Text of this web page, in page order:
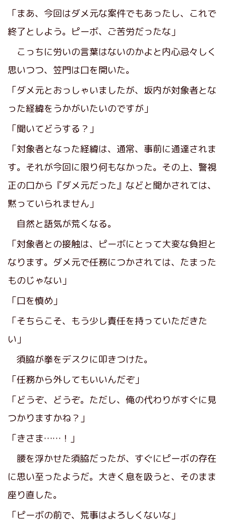
「まあ、今回はダメ元な案件でもあったし、これで
終了としよう。ピーボ、ご苦労だったな」
こっちに労いの言葉はないのかよと内心忌々しく
思いつつ、笠門は口を開いた。
「ダメ元とおっしゃいましたが、坂内が対象者とな
った経緯をうかがいたいのですが」
「聞いてどうする？」
「対象者となった経緯は、通常、事前に通達されま
す。それが今回に限り何もなかった。その上、警視
正の口から『ダメ元だった』などと聞かされては、
黙っていられません」
自然と語気が荒くなる。
「対象者との接触は、ピーボにとって大変な負担と
なります。ダメ元で任務につかされては、たまった
ものじゃない」
「口を慎め」
「そちらこそ、もう少し責任を持っていただきた
い」
須脇が拳をデスクに叩きつけた。
「任務から外してもいいんだぞ」
「どうぞ、どうぞ。ただし、俺の代わりがすぐに見
つかりますかね？」
「きさま……！」
腰を浮かせた須脇だったが、すぐにピーボの存在
に思い至ったようだ。大きく息を吸うと、そのまま
座り直した。
「ピーボの前で、荒事はよろしくないな」